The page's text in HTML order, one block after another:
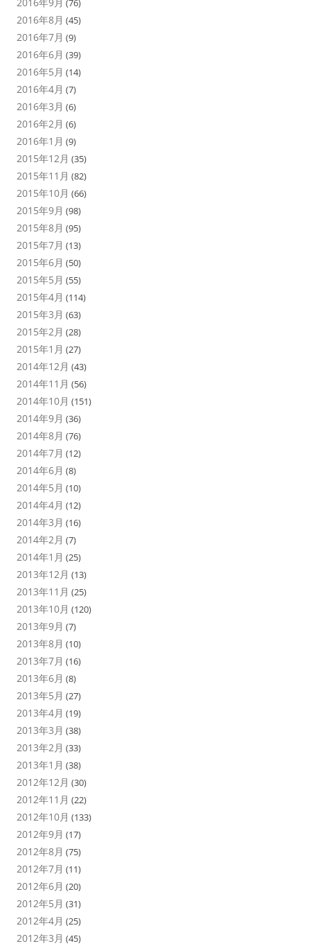
2016年9月 (76)
2016年8月 (45)
2016年7月 (9)
2016年6月 (39)
2016年5月 (14)
2016年4月 (7)
2016年3月 (6)
2016年2月 (6)
2016年1月 (9)
2015年12月 (35)
2015年11月 (82)
2015年10月 (66)
2015年9月 (98)
2015年8月 (95)
2015年7月 (13)
2015年6月 (50)
2015年5月 (55)
2015年4月 (114)
2015年3月 (63)
2015年2月 (28)
2015年1月 (27)
2014年12月 (43)
2014年11月 (56)
2014年10月 (151)
2014年9月 (36)
2014年8月 (76)
2014年7月 (12)
2014年6月 (8)
2014年5月 (10)
2014年4月 (12)
2014年3月 (16)
2014年2月 (7)
2014年1月 (25)
2013年12月 (13)
2013年11月 (25)
2013年10月 (120)
2013年9月 (7)
2013年8月 (10)
2013年7月 (16)
2013年6月 (8)
2013年5月 (27)
2013年4月 (19)
2013年3月 (38)
2013年2月 (33)
2013年1月 (38)
2012年12月 (30)
2012年11月 (22)
2012年10月 (133)
2012年9月 (17)
2012年8月 (75)
2012年7月 (11)
2012年6月 (20)
2012年5月 (31)
2012年4月 (25)
2012年3月 (45)